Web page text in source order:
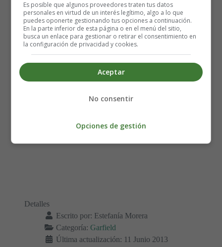
Detalles
Escrito por: Estefanía Morera
Categoría: Garfield
Última actualización: 11 Junio 2013
Es posible que algunos proveedores traten tus datos
personales en virtud de un interés legítimo, algo a lo que
puedes oponerte gestionando tus opciones a continuación.
En la parte inferior de esta página o en el menú del sitio,
busca un enlace para gestionar o retirar el consentimiento en
la configuración de privacidad y cookies.
Aceptar
No consentir
Opciones de gestión